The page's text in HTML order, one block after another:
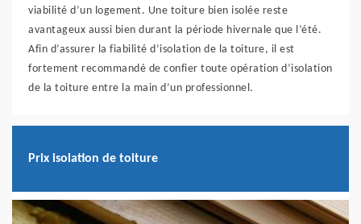
viabilité d’un logement. Une toiture bien isolée reste
avantageux aussi bien durant la période hivernale que l’été.
Afin d’assurer la fiabilité d’isolation de la toiture, il est
fortement recommandé de confier toute opération d’isolation
de la toiture entre la main d’un professionnel.
Prix isolation de toiture